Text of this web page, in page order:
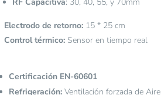
Electrodo de retorno: 15 * 25 cm
Control térmico:Sensor en tiempo real
Certificación EN-60601
Refrigeración:Ventilación forzada de Aire